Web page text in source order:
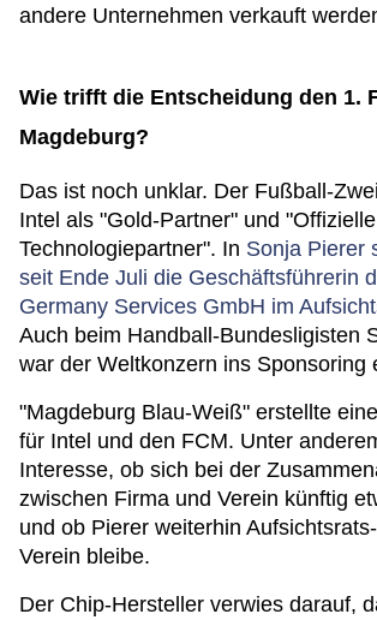
andere Unternehmen verkauft
Wie trifft die Entscheidung den 1.
Magdeburg?
Das ist noch unklar. Der Fußball-
Intel als "Gold-Partner" und
Technologiepartner". In Sonja Pierer
seit Ende Juli die Geschäftsführerin
Germany Services GmbH im
Auch beim Handball-Bundesligisten
war der Weltkonzern ins Sponsoring
"Magdeburg Blau-Weiß" erstellte
für Intel und den FCM. Unter
Interesse, ob sich bei der
zwischen Firma und Verein künftig
und ob Pierer weiterhin
Verein bleibe.
Der Chip-Hersteller verwies darauf,